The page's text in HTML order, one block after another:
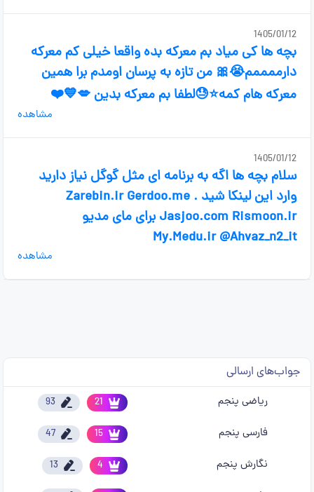
1405/01/12
بچه ها کی میاد بم معرکه بده واقعا خیلی کم معرکه
دارممممم😭🎀 من تازه به پرسان اومدم برا همین
معرکه هام کمه⭐😓لطفا بم معرکه بدین 💋💙❤️
مشاهده
1405/01/12
سلام بچه ها اگه به برنامه ای مثل گوگل نیاز دارید
وارد این لینکا شید . Zarebin.ir Gerdoo.me
Jasjoo.com Rismoon.ir برای مای مدیو
My.Medu.ir @Ahvaz_n2_it
مشاهده
جواب‌های ارسالی
ریاضی پنجم 21
93
فارسی پنجم 15
47
نگارش پنجم 4
13